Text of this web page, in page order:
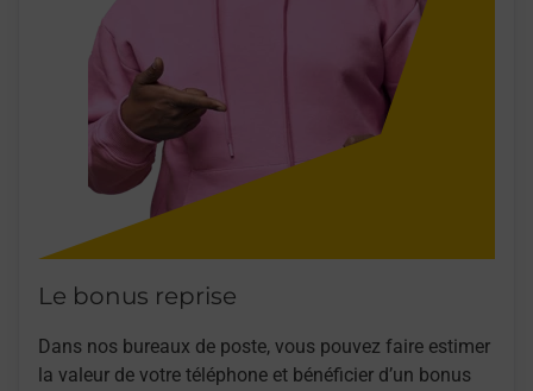
Le bonus reprise
Dans nos bureaux de poste, vous pouvez faire estimer
la valeur de votre téléphone et bénéficier d’un bonus